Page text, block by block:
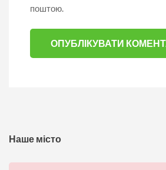
поштою.
Наше місто